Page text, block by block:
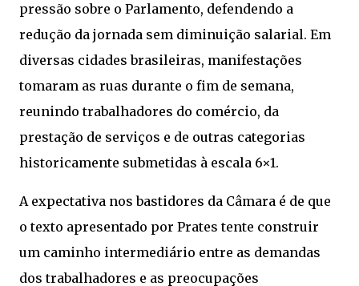
pressão sobre o Parlamento, defendendo a
redução da jornada sem diminuição salarial. Em
diversas cidades brasileiras, manifestações
tomaram as ruas durante o fim de semana,
reunindo trabalhadores do comércio, da
prestação de serviços e de outras categorias
historicamente submetidas à escala 6×1.
A expectativa nos bastidores da Câmara é de que
o texto apresentado por Prates tente construir
um caminho intermediário entre as demandas
dos trabalhadores e as preocupações